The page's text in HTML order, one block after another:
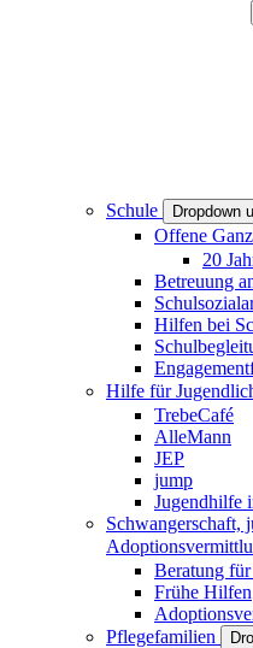
Schule
Dropdown
Offene
20
Betreuung
Hilfen bei
Hilfe für
TrebeCafé
AlleMann
JEP
jump
Jugendhilfe
Schwangerschaft,
Beratung
Frühe Hilfen
Pflegefamilien